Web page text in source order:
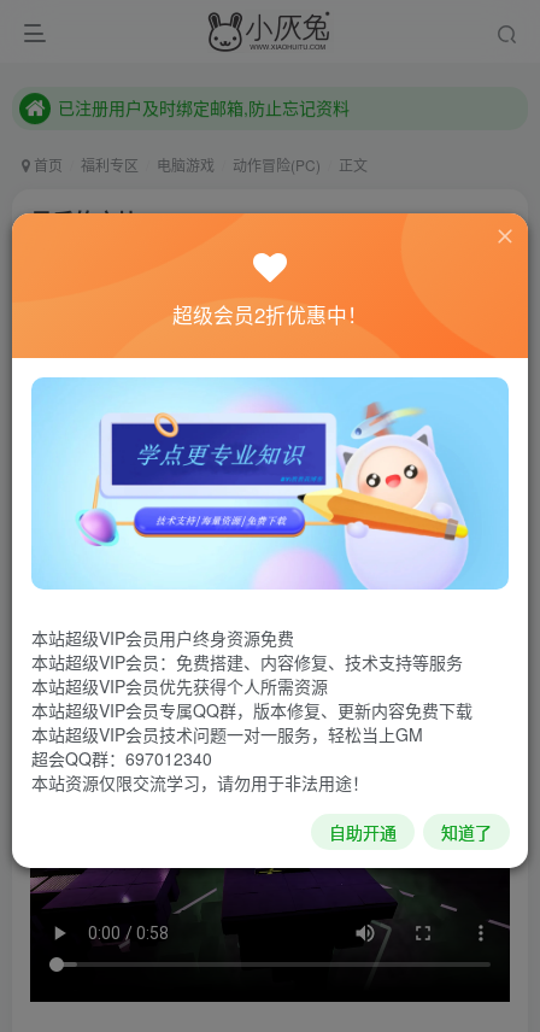
已注册用户及时绑定邮箱,防止忘记资料
已注册用户及时绑定邮箱,防止忘记资料
首页 福利专区 电脑游戏 动作冒险(PC) 正文
最后的方块/The Last Cube
联网教程： 内附教程
单机教程： 内附教程
不懂的话联系客服！！！
本站的资源转载自国内外各大媒体和网络，仅供试玩体
验。如果您喜欢该游戏内容，请支持正版 →→→正版购买
游戏介绍
既是方块解谜游戏，也是一部冒险史诗。在方块的各个
秘至关重要。
游戏视频
超级会员2折优惠中！
本站超级VIP会员用户终身资源免费
本站超级VIP会员：免费搭建、内容修复、技术支持等服务
本站超级VIP会员优先获得个人所需资源
本站超级VIP会员专属QQ群，版本修复、更新内容免费下载
本站超级VIP会员技术问题一对一服务，轻松当上GM
超会QQ群：697012340
本站资源仅限交流学习，请勿用于非法用途！
自助开通 知道了